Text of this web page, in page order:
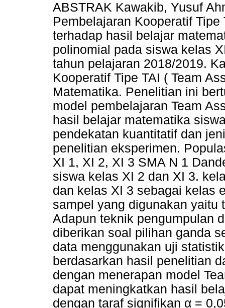
ABSTRAK Kawakib, Yusuf
Pembelajaran Kooperatif
terhadap hasil belajar
polinomial pada siswa kelas
tahun pelajaran 2018/2019.
Kooperatif Tipe TAI ( Team
Matematika. Penelitian ini
model pembelajaran Team
hasil belajar matematika
pendekatan kuantitatif dan
penelitian eksperimen.
XI 1, XI 2, XI 3 SMA N 1
siswa kelas XI 2 dan XI 3.
dan kelas XI 3 sebagai kelas
sampel yang digunakan yaitu
Adapun teknik pengumpulan
diberikan soal pilihan ganda
data menggunakan uji
berdasarkan hasil penelitian
dengan menerapan model
dapat meningkatkan hasil
dengan taraf signifikan α =